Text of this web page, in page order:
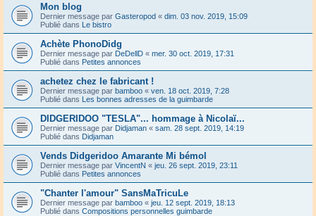
Mon blog
Dernier message par Gasteropod « dim. 03 nov. 2019, 15:09
Publié dans Le bistro
Achète PhonoDidg
Dernier message par DeDellD « mer. 30 oct. 2019, 17:31
Publié dans Petites annonces
achetez chez le fabricant !
Dernier message par bamboo « ven. 18 oct. 2019, 7:28
Publié dans Les bonnes adresses de la guimbarde
DIDGERIDOO "TESLA"... hommage à Nicolaï...
Dernier message par Didjaman « sam. 28 sept. 2019, 14:19
Publié dans Didjaman
Vends Didgeridoo Amarante Mi bémol
Dernier message par VincentN « jeu. 26 sept. 2019, 23:11
Publié dans Petites annonces
"Chanter l'amour" SansMaTricuLe
Dernier message par bamboo « jeu. 12 sept. 2019, 18:13
Publié dans Compositions personnelles guimbarde